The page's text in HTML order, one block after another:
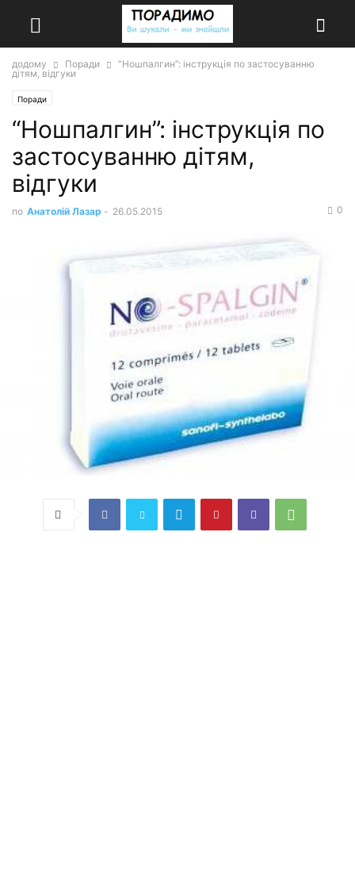
додому Поради
“Ношпалгин”: інструкція по застосуванню
дітям, відгуки
Поради
“Ношпалгин”: інструкція по
застосуванню дітям,
відгуки
по Анатолій Лазар - 26.05.2015 0